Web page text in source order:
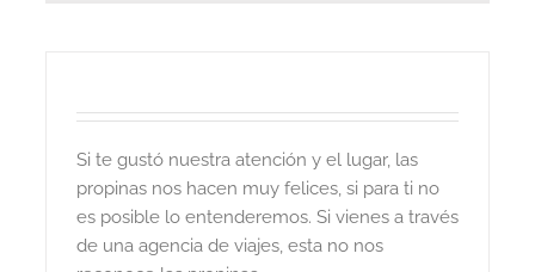
Si te gustó nuestra atención y el lugar, las
propinas nos hacen muy felices, si para ti no
es posible lo entenderemos. Si vienes a través
de una agencia de viajes, esta no nos